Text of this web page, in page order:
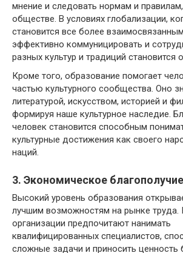
мнение и следовать нормам и
обществе. В условиях глобализации,
становится все более
эффективно коммуницировать и
разных культур и традиций
Кроме того, образование помогает
частью культурного сообщества. Оно
литературой, искусством, историей и
формируя наше культурное наследие.
человек становится способным
культурные достижения как своего
наций.
3. Экономическое благополучие
Высокий уровень образования
лучшим возможностям на рынке труда.
организации предпочитают нанимать
квалифицированных специалистов,
сложные задачи и приносить ценность